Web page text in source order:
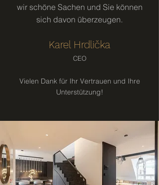
wir schöne Sachen und Sie können
sich davon überzeugen.
Karel Hrdlička
CEO
Vielen Dank für Ihr Vertrauen und Ihre
Unterstützung!